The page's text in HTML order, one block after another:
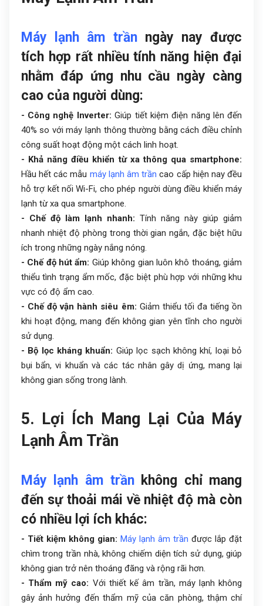
Máy lạnh âm trần ngày nay được
tích hợp rất nhiều tính năng hiện đại
nhằm đáp ứng nhu cầu ngày càng
cao của người dùng:
- Công nghệ Inverter: Giúp tiết kiệm điện năng lên đến
40% so với máy lạnh thông thường bằng cách điều chỉnh
công suất hoạt động một cách linh hoạt.
- Khả năng điều khiển từ xa thông qua smartphone:
Hầu hết các mẫu máy lạnh âm trần cao cấp hiện nay đều
hỗ trợ kết nối Wi-Fi, cho phép người dùng điều khiển máy
lạnh từ xa qua smartphone.
- Chế độ làm lạnh nhanh: Tính năng này giúp giảm
nhanh nhiệt độ phòng trong thời gian ngắn, đặc biệt hữu
ích trong những ngày nắng nóng.
- Chế độ hút ẩm: Giúp không gian luôn khô thoáng, giảm
thiểu tình trạng ẩm mốc, đặc biệt phù hợp với những khu
vực có độ ẩm cao.
- Chế độ vận hành siêu êm: Giảm thiểu tối đa tiếng ồn
khi hoạt động, mang đến không gian yên tĩnh cho người
sử dụng.
- Bộ lọc kháng khuẩn: Giúp lọc sạch không khí, loại bỏ
bụi bẩn, vi khuẩn và các tác nhân gây dị ứng, mang lại
không gian sống trong lành.
5. Lợi Ích Mang Lại Của Máy
Lạnh Âm Trần
Máy lạnh âm trầnkhông chỉ mang
đến sự thoải mái về nhiệt độ mà còn
có nhiều lợi ích khác:
- Tiết kiệm không gian: Máy lạnh âm trần được lắp đặt
chìm trong trần nhà, không chiếm diện tích sử dụng, giúp
không gian trở nên thoáng đãng và rộng rãi hơn.
- Thẩm mỹ cao: Với thiết kế âm trần, máy lạnh không
gây ảnh hưởng đến thẩm mỹ của căn phòng, thậm chí